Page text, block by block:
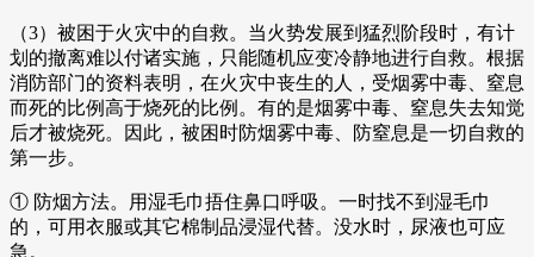
（3）被困于火灾中的自救。当火势发展到猛烈阶段时，有计
划的撤离难以付诸实施，只能随机应变冷静地进行自救。根据
消防部门的资料表明，在火灾中丧生的人，受烟雾中毒、窒息
而死的比例高于烧死的比例。有的是烟雾中毒、窒息失去知觉
后才被烧死。因此，被困时防烟雾中毒、防窒息是一切自救的
第一步。
① 防烟方法。用湿毛巾捂住鼻口呼吸。一时找不到湿毛巾
的，可用衣服或其它棉制品浸湿代替。没水时，尿液也可应
急。